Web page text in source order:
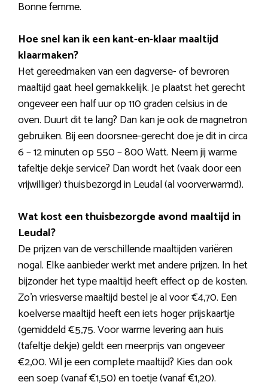
Bonne femme.
Hoe snel kan ik een kant-en-klaar maaltijd
klaarmaken?
Het gereedmaken van een dagverse- of bevroren
maaltijd gaat heel gemakkelijk. Je plaatst het gerecht
ongeveer een half uur op 110 graden celsius in de
oven. Duurt dit te lang? Dan kan je ook de magnetron
gebruiken. Bij een doorsnee-gerecht doe je dit in circa
6 – 12 minuten op 550 – 800 Watt. Neem jij warme
tafeltje dekje service? Dan wordt het (vaak door een
vrijwilliger) thuisbezorgd in Leudal (al voorverwarmd).
Wat kost een thuisbezorgde avond maaltijd in
Leudal?
De prijzen van de verschillende maaltijden variëren
nogal. Elke aanbieder werkt met andere prijzen. In het
bijzonder het type maaltijd heeft effect op de kosten.
Zo’n vriesverse maaltijd bestel je al voor €4,70. Een
koelverse maaltijd heeft een iets hoger prijskaartje
(gemiddeld €5,75. Voor warme levering aan huis
(tafeltje dekje) geldt een meerprijs van ongeveer
€2,00. Wil je een complete maaltijd? Kies dan ook
een soep (vanaf €1,50) en toetje (vanaf €1,20).